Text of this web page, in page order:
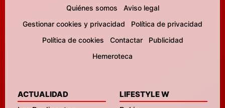
Quiénes somos
Aviso legal
Gestionar cookies y privacidad
Política de privacidad
Política de cookies
Contactar
Publicidad
Hemeroteca
ACTUALIDAD
LIFESTYLE W